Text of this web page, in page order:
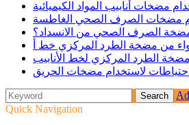
مضخات أنابيب المواد الكيميائية
مضخات الصرف الصحي الغاطسة
الصرف الصحي من الانسداد؟
الطرد المركزي لخط الأنابيب
احتياطات لاستخدام مضخات الحريق
Quick Navigation